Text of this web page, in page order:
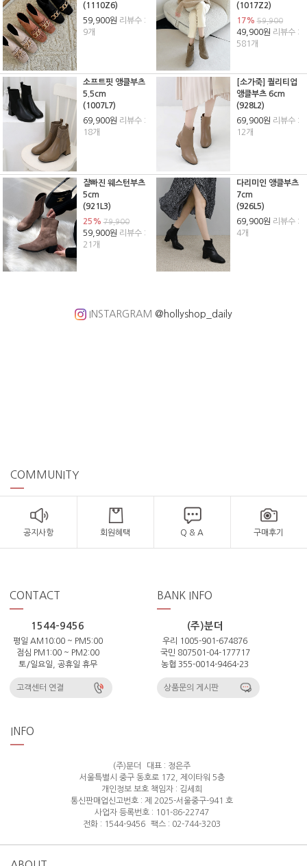
(1110Z6)
59,900원 리뷰수 :
9개
(1017Z2)
17%59,900
49,900원 리뷰수 :
581개
소프트핏 앵클부츠
5.5cm
(1007L7)
69,900원 리뷰수 :
18개
[소가죽] 퀄리티업
앵클부츠 6cm
(928L2)
69,900원 리뷰수 :
12개
잘빠진 웨스턴부츠
5cm
(921L3)
25%79,900
59,900원 리뷰수 :
21개
다리미인 앵클부츠
7cm
(926L5)
69,900원 리뷰수 :
4개
INSTARGRAM @hollyshop_daily
COMMUNITY
공지사항 회원혜택 Q & A 구매후기
CONTACT
1544-9456
평일 AM10:00 ~ PM5:00
점심 PM1:00 ~ PM2:00
토/일요일, 공휴일 휴무
고객센터 연결
BANK INFO
(주)분더
우리 1005-901-674876
국민 807501-04-177717
농협 355-0014-9464-23
상품문의 게시판
INFO
(주)분더
대표 : 정은주
서울특별시 중구 동호로 172, 제이타워 5층
개인정보 보호 책임자 : 김세희
통신판매업신고번호 : 제 2025-서울중구-941 호
사업자 등록번호 : 101-86-22747
전화 : 1544-9456
팩스 : 02-744-3203